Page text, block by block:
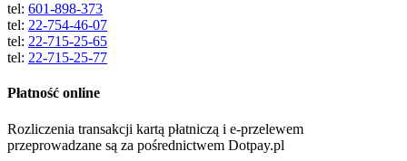
tel: 601-898-373
tel: 22-754-46-07
tel: 22-715-25-65
tel: 22-715-25-77
Płatność online
Rozliczenia transakcji kartą płatniczą i e-przelewem
przeprowadzane są za pośrednictwem Dotpay.pl